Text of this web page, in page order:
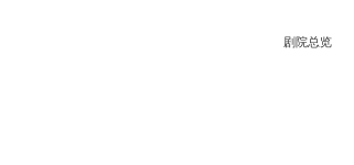
剧院总览